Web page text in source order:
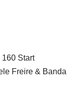
160 Start
Freire & Banda